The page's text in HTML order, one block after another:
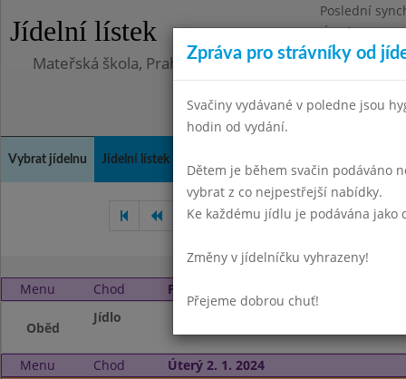
Jídelní lístek
Poslední
Úterý
Mateřská škola, Praha 10, Kodaňská 989/14,
Vybrat jídelnu Jídelní lístek
Listopad 2023 Prosinec
Menu Chod Pondělí 1. 1. 2024 (11:00 - 14:00)
Oběd
Jídlo
Menu Chod
Úterý 2. 1. 2024
Zpráva pro strávníky od
Svačiny vydávané v poledne jsou
hodin od vydání.
Dětem je během svačin podáváno
vybrat z co nejpestřejší nabídky.
Ke každému jídlu je podávána jako
Změny v jídelníčku vyhrazeny!
Přejeme dobrou chuť!